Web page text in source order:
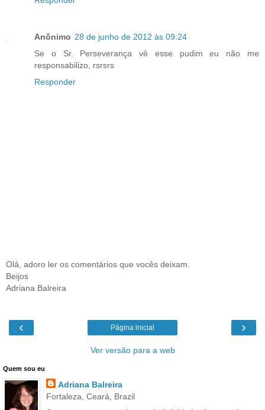
Anônimo 28 de junho de 2012 às 09:24
Se o Sr. Perseverança vê esse pudim eu não me
responsabilizo, rsrsrs
Responder
Olá, adoro ler os comentários que vocês deixam.
Beijos
Adriana Balreira
‹ ›
Página inicial
Ver versão para a web
Quem sou eu
Adriana Balreira
Fortaleza, Ceará, Brazil